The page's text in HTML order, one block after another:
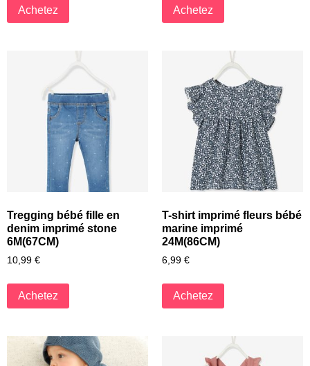
Achetez Achetez
Tregging bébé fille en
denim imprimé stone
6M(67CM)
10,99 €
Achetez
T-shirt imprimé fleurs bébé
marine imprimé
24M(86CM)
6,99 €
Achetez